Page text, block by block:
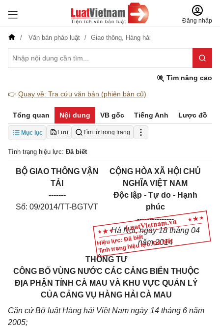
Đăng nhập
Văn bản pháp luật Giao thông, Hàng hải
Tìm nâng cao
👉 Quay về: Tra cứu văn bản (phiên bản cũ)
Tổng quan Nội dung VB gốc Tiếng Anh Lược đồ
Mục lục Lưu Tìm từ trong trang
Tình trạng hiệu lực: Đã biết
Hiệu lực: Đã biết
Tình trạng hiệu lực: Đã biết
BỘ GIAO THÔNG VẬN
TẢI
-------
Số: 09/2014/TT-BGTVT
CỘNG HÒA XÃ HỘI CHỦ
NGHĨA VIỆT NAM
Độc lập - Tự do - Hạnh
phúc
---------------
Hà Nội, ngày 18 tháng 04
năm 2014
THÔNG TƯ
CÔNG BỐ VÙNG NƯỚC CÁC CẢNG BIỂN THUỘC
ĐỊA PHẬN TỈNH CÀ MAU VÀ KHU VỰC QUẢN LÝ
CỦA CẢNG VỤ HÀNG HẢI CÀ MAU
Căn cứ Bộ luật Hàng hải Việt Nam ngày 14 tháng 6 năm
2005;